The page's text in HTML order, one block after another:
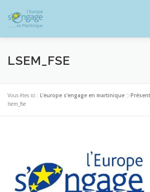
contenu
PROGRAMMES J’AI UN PROJET
RESSOURCES DOCUMENTAIRES
LSEM_FSE
Vous êtes ici : L’europe s’engage en martinique >
lsem_fse